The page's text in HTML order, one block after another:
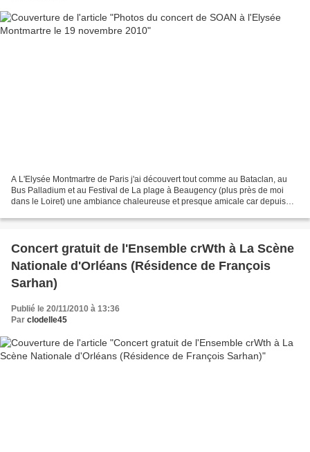
A L'Elysée Montmartre de Paris j'ai découvert tout comme au Bataclan, au
Bus Palladium et au Festival de La plage à Beaugency (plus près de moi
dans le Loiret) une ambiance chaleureuse et presque amicale car depuis
Concert gratuit de l'Ensemble crWth à La Scène
Nationale d'Orléans (Résidence de François
Sarhan)
Publié le 20/11/2010 à 13:36
Par clodelle45